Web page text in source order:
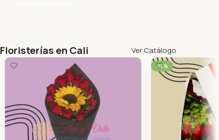
Floristerías en Cali Ver Catálogo
-14%